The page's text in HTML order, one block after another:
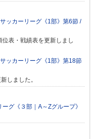
ッカーリーグ《1部》第6節 /
位表・戦績表を更新しまし
ッカーリーグ《1部》第18節
しました。
グ《３部｜A～Zグループ》